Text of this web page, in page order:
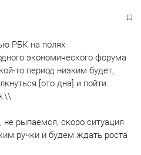
РБК на полях
экономического форума
то период низким будет,
[ото дна] и пойти
не рыпаемся, скоро ситуация
ручки и будем ждать роста